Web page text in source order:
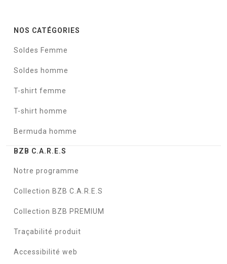
NOS CATÉGORIES
Soldes Femme
Soldes homme
T-shirt femme
T-shirt homme
Bermuda homme
BZB C.A.R.E.S
Notre programme
Collection BZB C.A.R.E.S
Collection BZB PREMIUM
Traçabilité produit
Accessibilité web